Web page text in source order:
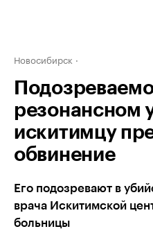
Новосибирск
резонансном
искитимцу
обвинение
Его подозревают в
врача Искитимской
больницы